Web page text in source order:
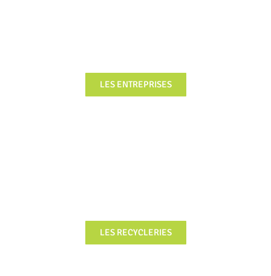
LES ENTREPRISES
LES RECYCLERIES